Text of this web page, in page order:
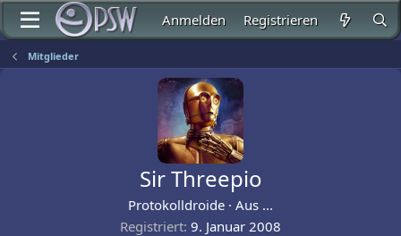
Anmelden Registrieren
Mitglieder
Sir Threepio
Protokolldroide · Aus ...
Registriert 9. Januar 2008